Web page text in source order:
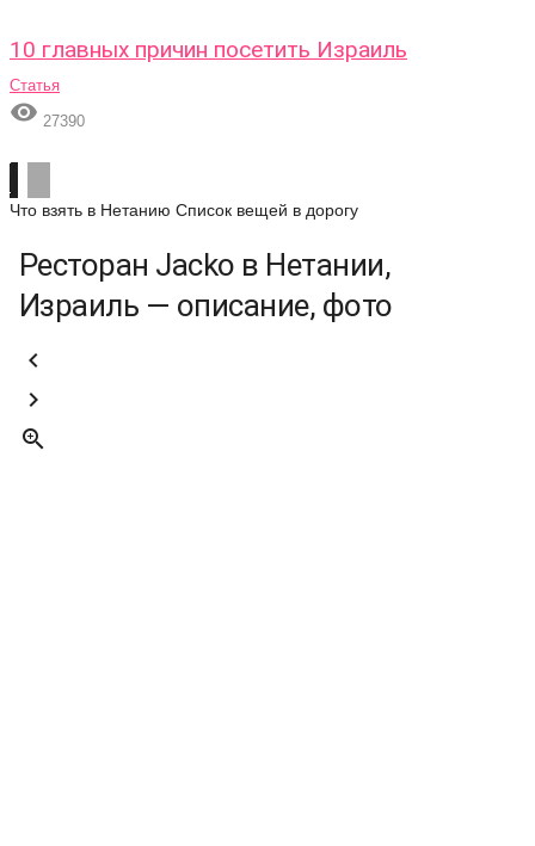
10 главных причин посетить Израиль
Статья
 27390
Что взять в Нетанию Список вещей в дорогу
Ресторан Jacko в Нетании,
Израиль — описание, фото


